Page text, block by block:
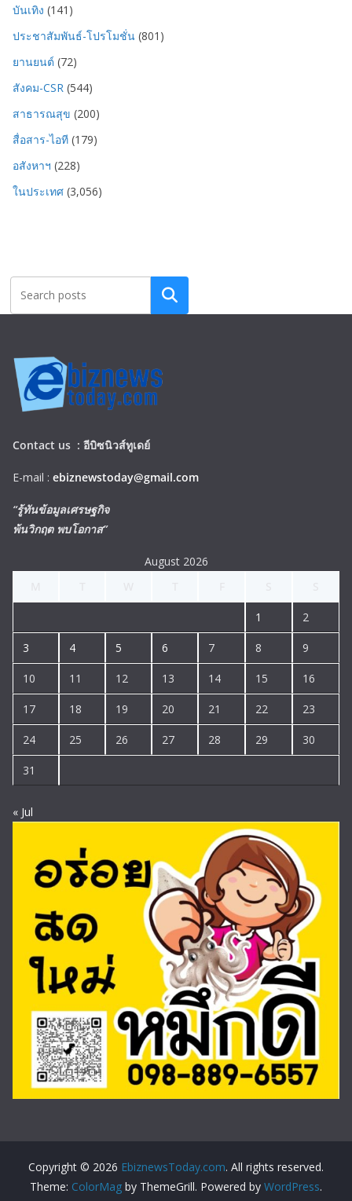
บันเทิง (141)
ประชาสัมพันธ์-โปรโมชั่น (801)
ยานยนต์ (72)
สังคม-CSR (544)
สาธารณสุข (200)
สื่อสาร-ไอที (179)
อสังหาฯ (228)
ในประเทศ (3,056)
Search
Contact us : อีบิซนิวส์ทูเดย์
E-mail : ebiznewstoday@gmail.com
“รู้ทันข้อมูลเศรษฐกิจ
พ้นวิกฤต พบโอกาส”
August 2026
1 2
3 4 5 6 7 8 9
10 11 12 13 14 15 16
17 18 19 20 21 22 23
24 25 26 27 28 29 30
31
« Jul
Copyright © 2026 EbiznewsToday.com. All rights reserved.
Theme: ColorMag by ThemeGrill. Powered by WordPress.